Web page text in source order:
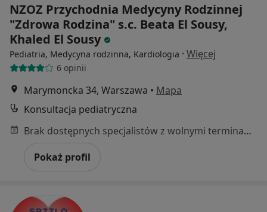
NZOZ Przychodnia Medycyny Rodzinnej
"Zdrowa Rodzina" s.c. Beata El Sousy,
Khaled El Sousy
Pediatria, Medycyna rodzinna, Kardiologia · Więcej
6 opinii
Marymoncka 34, Warszawa • Mapa
Konsultacja pediatryczna
Brak dostępnych specjalistów z wolnymi terminami w tym centrum medycznym.
Pokaż profil